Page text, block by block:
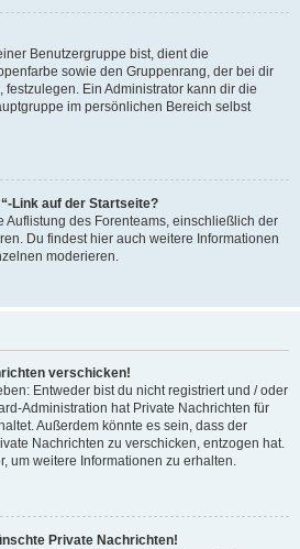
Benutzergruppe bist, dient die
sowie den Gruppenrang, der bei dir
Ein Administrator kann dir die
im persönlichen Bereich selbst
Link auf der Startseite?
Auflistung des Forenteams, einschließlich der
Du findest hier auch weitere Informationen
moderieren.
verschicken!
Entweder bist du nicht registriert und / oder
Administration hat Private Nachrichten für
Außerdem könnte es sein, dass der
Nachrichten zu verschicken, entzogen hat.
um weitere Informationen zu erhalten.
Private Nachrichten!